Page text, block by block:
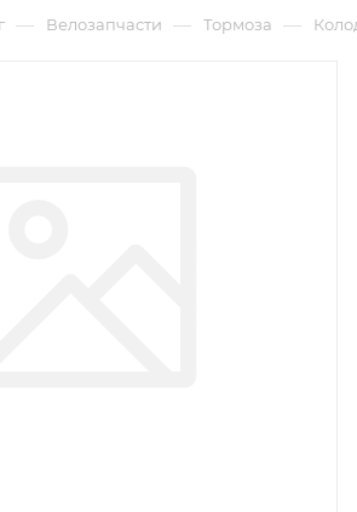
— Велозапчасти — Тормоза —